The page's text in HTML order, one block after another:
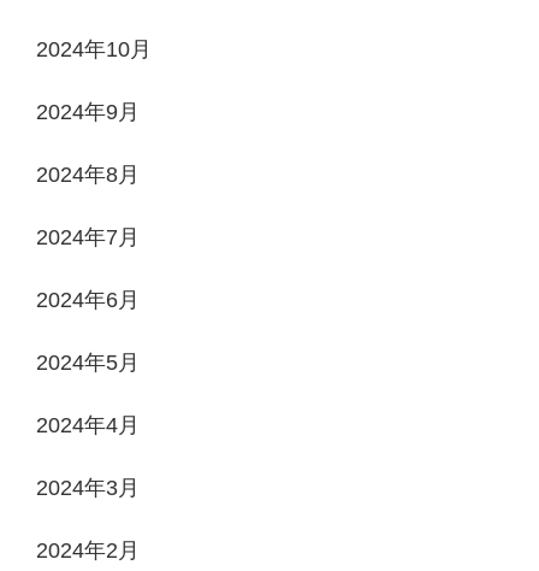
2024年10月
2024年9月
2024年8月
2024年7月
2024年6月
2024年5月
2024年4月
2024年3月
2024年2月